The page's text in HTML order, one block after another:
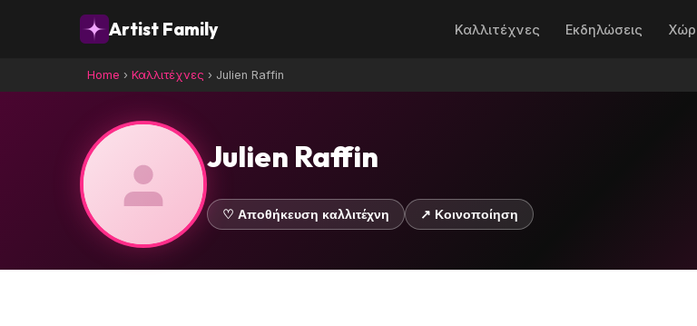
Artist Family Καλλιτέχνες Εκδηλώσεις
Home › Καλλιτέχνες › Julien Raffin
Julien Raffin
♡ Αποθήκευση καλλιτέχνη ↗ Κοινοποίηση